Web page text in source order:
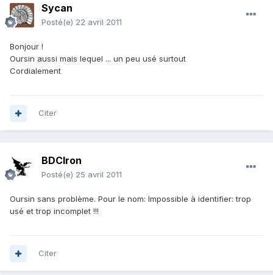
Sycan
Posté(e) 22 avril 2011
Bonjour !
Oursin aussi mais lequel ... un peu usé surtout
Cordialement
Citer
BDCIron
Posté(e) 25 avril 2011
Oursin sans problème. Pour le nom: Impossible à identifier: trop
usé et trop incomplet !!!
Citer